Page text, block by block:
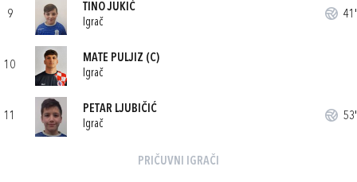
9
TINO JUKIĆ
Igrač
41'
10
MATE PULJIZ (C)
Igrač
11
PETAR LJUBIČIĆ
Igrač
53'
PRIČUVNI IGRAČI